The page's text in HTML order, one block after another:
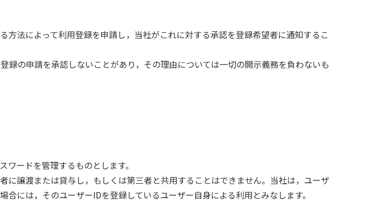
法によって利用登録を申請し，当社がこれに対する承認を登録希望者に通知するこ
録の申請を承認しないことがあり，その理由については一切の開示義務を負わないも
ードを管理するものとします。
に譲渡または貸与し，もしくは第三者と共用することはできません。当社は，ユーザ
には，そのユーザーIDを登録しているユーザー自身による利用とみなします。